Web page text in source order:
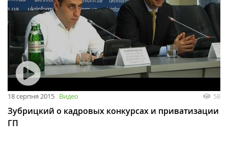
18 серпня 2015 Видео 58
Зубрицкий о кадровых конкурсах и приватизации
ГП